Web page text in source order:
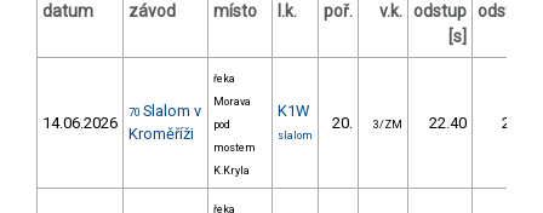
datum závod místo l.k. poř. v.k. odstup
[s]
odstup
14.06.2026
70 Slalom v
Kroměříži
řeka
Morava
pod
mostem
K.Kryla
K1W
slalom
20. 3/ZM 22.40 27,1
řeka